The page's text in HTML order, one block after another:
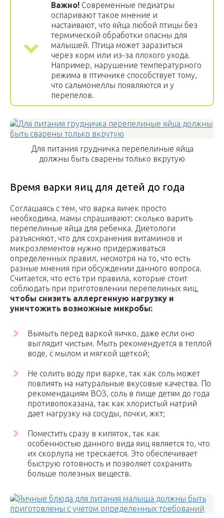
Важно! Современные педиатры
оспаривают такое мнение и
настаивают, что яйца любой птицы без
термической обработки опасны для
малышей. Птица может заразиться
через корм или из-за плохого ухода.
Например, нарушение температурного
режима в птичнике способствует тому,
что сальмонеллы появляются и у
перепелов.
Для питания грудничка перепелиные яйца
должны быть сварены только вкрутую
Время варки яиц для детей до года
Соглашаясь с тем, что варка яичек просто
необходима, мамы спрашивают: сколько варить
перепелиные яйца для ребенка. Диетологи
разъясняют, что для сохранения витаминов и
микроэлементов нужно придерживаться
определенных правил, несмотря на то, что есть
разные мнения при обсуждении данного вопроса.
Считается, что есть три правила, которые стоит
соблюдать при приготовлении перепелиных яиц,
чтобы снизить аллергенную нагрузку и
уничтожить возможные микробы:
Вымыть перед варкой яичко, даже если оно
выглядит чистым. Мыть рекомендуется в теплой
воде, с мылом и мягкой щеткой;
Не солить воду при варке, так как соль может
повлиять на натуральные вкусовые качества. По
рекомендациям ВОЗ, соль в пище детям до года
противопоказана, так как хлористый натрий
дает нагрузку на сосуды, почки, жкт;
Поместить сразу в кипяток, так как
особенностью данного вида яиц является то, что
их скорлупа не трескается. Это обеспечивает
быструю готовность и позволяет сохранить
больше полезных веществ.